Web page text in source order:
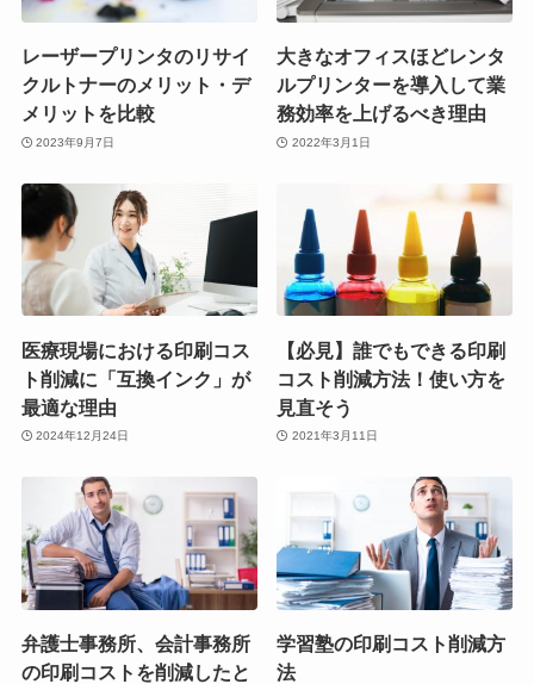
レーザープリンタのリサイ
クルトナーのメリット・デ
メリットを比較
2023年9月7日
大きなオフィスほどレンタ
ルプリンターを導入して業
務効率を上げるべき理由
2022年3月1日
医療現場における印刷コス
ト削減に「互換インク」が
最適な理由
2024年12月24日
【必見】誰でもできる印刷
コスト削減方法！使い方を
見直そう
2021年3月11日
弁護士事務所、会計事務所
の印刷コストを削減したと
学習塾の印刷コスト削減方
法